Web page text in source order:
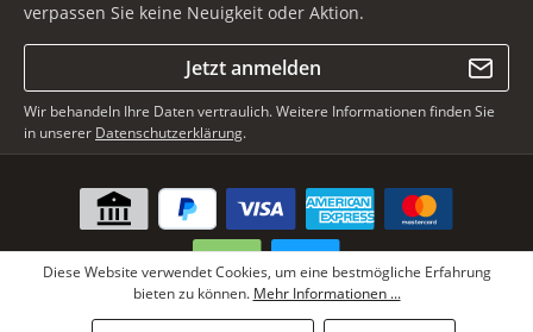
verpassen Sie keine Neuigkeit oder Aktion.
Jetzt anmelden
Wir behandeln Ihre Daten vertraulich. Weitere Informationen finden Sie
in unserer Datenschutzerklärung.
* Alle Preise inkl. gesetzl. Mehrwertsteuer zzgl.Versandkosten, wenn
Diese Website verwendet Cookies, um eine bestmögliche Erfahrung
bieten zu können. Mehr Informationen ...